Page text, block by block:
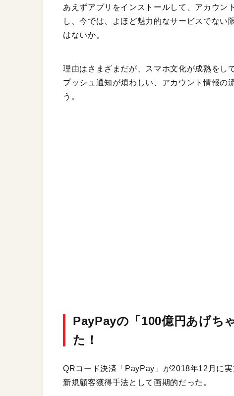
あえずアプリをインストールして、アカウン
し、今では、よほど魅力的なサービスでな
はないか。
理由はさまざまだが、スマホ文化が成熟をし
プッシュ通知が煩わしい、アカウント情報の
う。
PayPayの「100億円あげち
た！
QRコード決済「PayPay」が2018年12月に
新規顧客獲得手法として画期的だった。